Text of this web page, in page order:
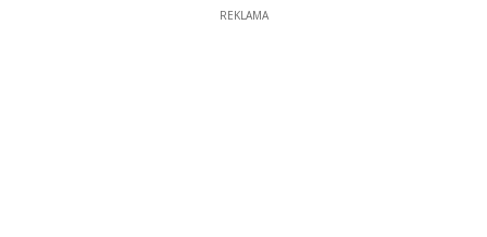
REKLAMA